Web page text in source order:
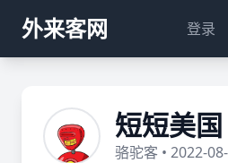
外来客网 登录
短短美国
骆驼客 • 2022-